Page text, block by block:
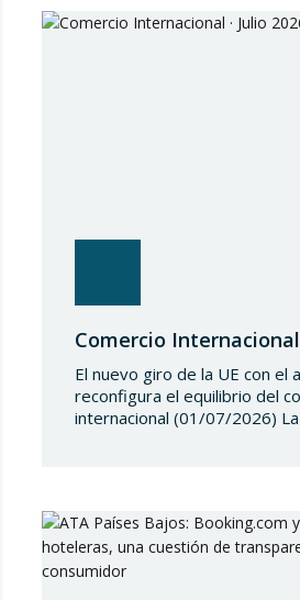
(UE) 2018/1542 relativo a la
Comercio Internacional
El nuevo giro de la UE con el
reconfigura el equilibrio del
internacional (01/07/2026)
Europea ha modificado las
entrada de acero,
contingente arancelario de…